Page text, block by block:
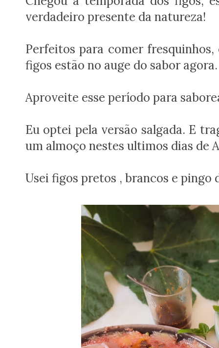
verdadeiro presente da natureza!
Perfeitos para comer fresquinhos,
figos estão no auge do sabor agora.
Aproveite esse período para
Eu optei pela versão salgada. E
um almoço nestes ultimos dias de
Usei figos pretos , brancos e pingo